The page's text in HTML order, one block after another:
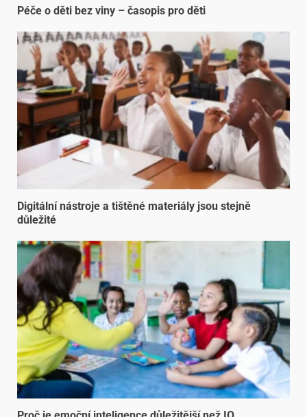
Péče o děti bez viny – časopis pro děti
Digitální nástroje a tištěné materiály jsou stejně
důležité